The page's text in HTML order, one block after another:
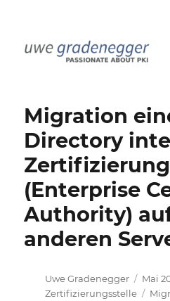
Migration
Directory
(Enterprise
Authority)
anderen
Autor
Uwe Gradenegger
am
Mai
Zertifizierungsstelle